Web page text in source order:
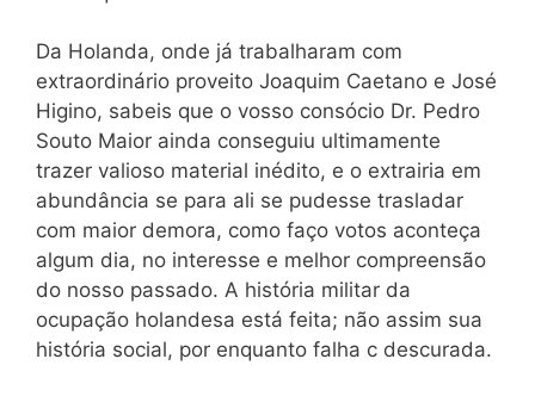
Da Holanda, onde já trabalharam com
extraordinário proveito Joaquim Caetano e José
Higino, sabeis que o vosso consócio Dr. Pedro
Souto Maior ainda conseguiu ultimamente
trazer valioso material inédito, e o extrairia em
abundância se para ali se pudesse trasladar
com maior demora, como faço votos aconteça
algum dia, no interesse e melhor compreensão
do nosso passado. A história militar da
ocupação holandesa está feita; não assim sua
história social, por enquanto falha c descurada.